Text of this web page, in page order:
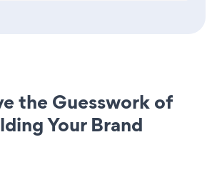
the Guesswork of
Your Brand